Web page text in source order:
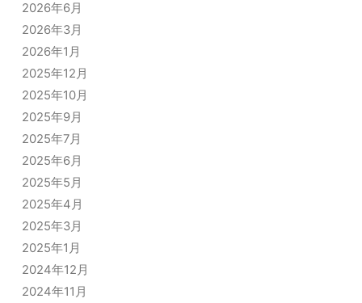
2026年6月
2026年3月
2026年1月
2025年12月
2025年10月
2025年9月
2025年7月
2025年6月
2025年5月
2025年4月
2025年3月
2025年1月
2024年12月
2024年11月